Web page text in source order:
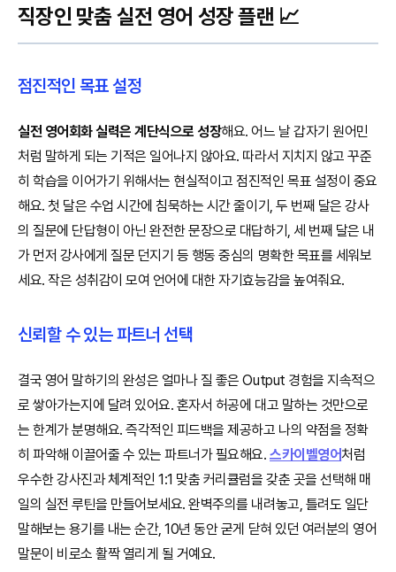
직장인 맞춤 실전 영어 성장 플랜 📈
점진적인 목표 설정
실전 영어회화 실력은 계단식으로 성장해요. 어느 날 갑자기 원어민
처럼 말하게 되는 기적은 일어나지 않아요. 따라서 지치지 않고 꾸준
히 학습을 이어가기 위해서는 현실적이고 점진적인 목표 설정이 중요
해요. 첫 달은 수업 시간에 침묵하는 시간 줄이기, 두 번째 달은 강사
의 질문에 단답형이 아닌 완전한 문장으로 대답하기, 세 번째 달은 내
가 먼저 강사에게 질문 던지기 등 행동 중심의 명확한 목표를 세워보
세요. 작은 성취감이 모여 언어에 대한 자기효능감을 높여줘요.
신뢰할 수 있는 파트너 선택
결국 영어 말하기의 완성은 얼마나 질 좋은 Output 경험을 지속적으
로 쌓아가는지에 달려 있어요. 혼자서 허공에 대고 말하는 것만으로
는 한계가 분명해요. 즉각적인 피드백을 제공하고 나의 약점을 정확
히 파악해 이끌어줄 수 있는 파트너가 필요해요.스카이벨영어처럼
우수한 강사진과 체계적인 1:1 맞춤 커리큘럼을 갖춘 곳을 선택해 매
일의 실전 루틴을 만들어보세요. 완벽주의를 내려놓고, 틀려도 일단
말해보는 용기를 내는 순간, 10년 동안 굳게 닫혀 있던 여러분의 영어
말문이 비로소 활짝 열리게 될 거예요.